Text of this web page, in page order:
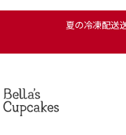
夏の冷凍配送